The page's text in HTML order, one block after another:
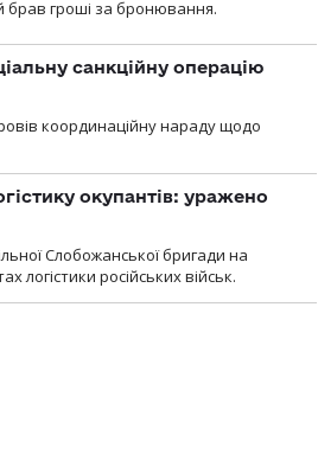
брав гроші за бронювання.
санкційну операцію
координаційну нараду щодо
окупантів: уражено
Слобожанської бригади на
логістики російських військ.